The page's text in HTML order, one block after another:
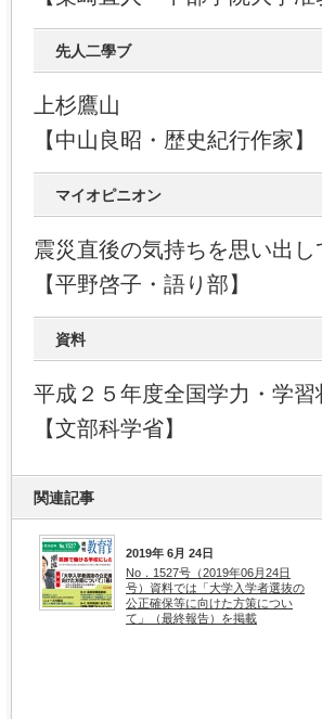
先人二學ブ
上杉鷹山
【中山良昭・歴史紀行作家】
マイオピニオン
震災直後の気持ちを思い出し
【平野啓子・語り部】
資料
平成２５年度全国学力・学
【文部科学省】
関連記事
2019年 6月 24日
No．1527号（2019年06月24日
号）資料では「大学入学者選抜の
公正確保等に向けた方策につい
て」（最終報告）を掲載